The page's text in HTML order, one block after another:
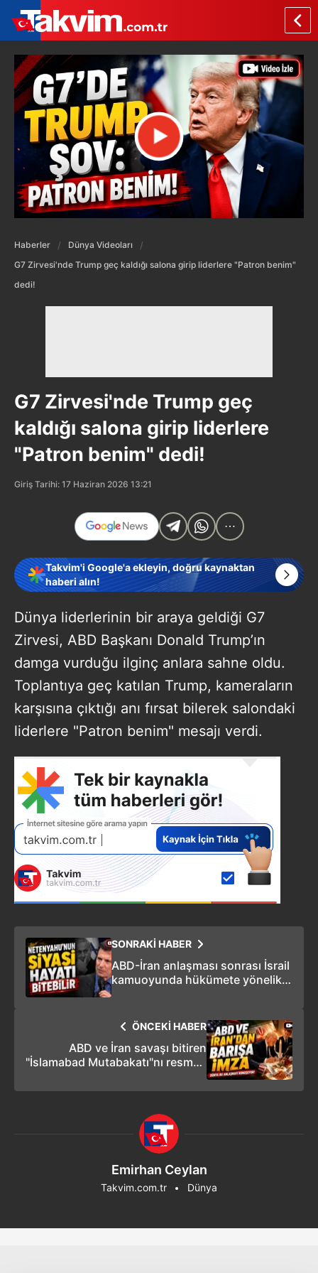
Haberler
Dünya Videoları
G7 Zirvesi'nde Trump geç kaldığı salona girip liderlere "Patron benim"
dedi!
G7 Zirvesi'nde Trump geç
kaldığı salona girip liderlere
"Patron benim" dedi!
Giriş Tarihi: 17 Haziran 2026 13:21
Takvim'i Google'a ekleyin, doğru kaynaktan
haberi alın!
Dünya liderlerinin bir araya geldiği G7
Zirvesi, ABD Başkanı Donald Trump’ın
damga vurduğu ilginç anlara sahne oldu.
Toplantıya geç katılan Trump, kameraların
karşısına çıktığı anı fırsat bilerek salondaki
liderlere "Patron benim" mesajı verdi.
SONRAKİ HABER
ABD-İran anlaşması sonrası İsrail
kamuoyunda hükümete yönelik
ÖNCEKİ HABER
ABD ve İran savaşı bitiren
"İslamabad Mutabakatı"nı resmen
Emirhan Ceylan
Takvim.com.tr Dünya